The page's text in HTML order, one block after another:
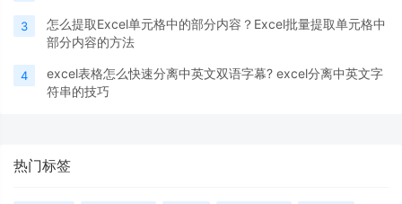
3
怎么提取Excel单元格中的部分内容？Excel批量提取单元格中
部分内容的方法
4
excel表格怎么快速分离中英文双语字幕? excel分离中英文字
符串的技巧
热门标签